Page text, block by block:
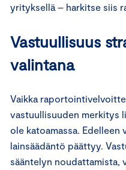
yrityksellä – harkitse siis
Vastuullisuus
valintana
Vaikka
vastuullisuuden merkitys
ole katoamassa. Edelleen
lainsäädäntö päättyy.
sääntelyn noudattamista,